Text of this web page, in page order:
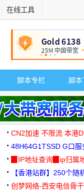
在线工具
脚本专栏 脚
CN2加速 不限流 本港
48H64G1TSSD G口服
3000+可免费测试
▉IP地址查询▉ip归属
【香港站群】250个
创梦网络-西安电信骨